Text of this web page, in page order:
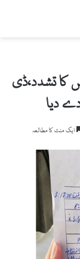
کا تشدد،ڈی
دیا
ایک منٹ کا مطالعہ